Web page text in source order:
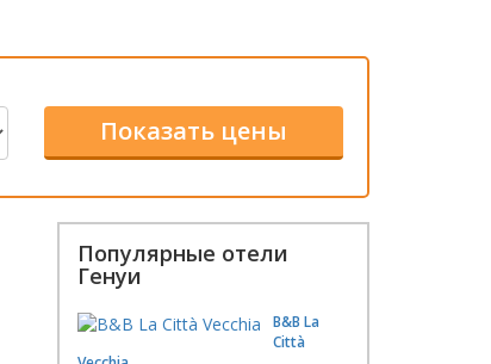
Популярные отели
Генуи
B&B La
Città